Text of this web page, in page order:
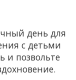
день для
с детьми
и позвольте